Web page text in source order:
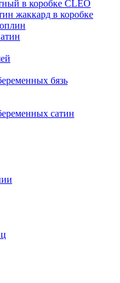
в коробке CLEO
жаккард в коробке
бязь
сатин